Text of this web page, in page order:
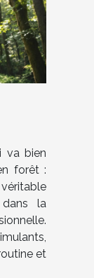
va bien
forêt :
la
et